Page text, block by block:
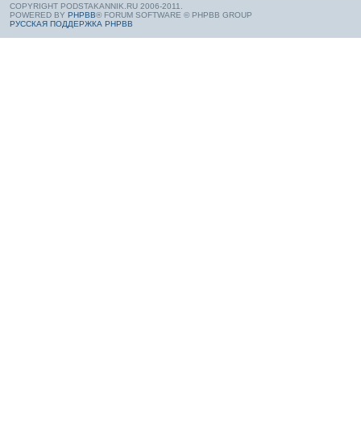
COPYRIGHT PODSTAKANNIK.RU 2006-2011.
POWERED BY PHPBB® FORUM SOFTWARE © PHPBB GROUP
РУССКАЯ ПОДДЕРЖКА PHPBB